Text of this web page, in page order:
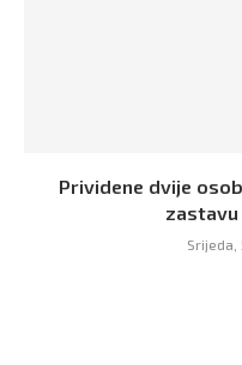
Prividene dvije
zastavu
Srijeda,